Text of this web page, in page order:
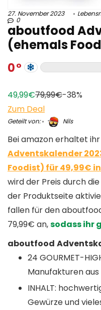
27. November 2023
0
aboutfood
(ehemals
0
49,99€79,99€-38%
Zum Deal
Geteilt von: Nils
Bei amazon erhaltet
Adventskalender
Foodist) für 49,99€
wird der Preis durch
der Produktseite
fallen für den
79,99€ an,sodass ihr
aboutfood
24 GOURMET-
Manufakturen
INHALT:
Gewürze und